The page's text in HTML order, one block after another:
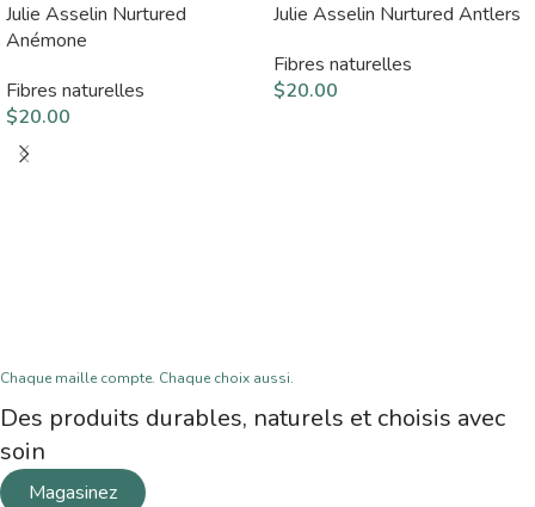
Julie Asselin Nurtured
Anémone
Fibres naturelles
$20.00
Julie Asselin Nurtured Antlers
Fibres naturelles
$20.00
Chaque maille compte. Chaque choix aussi.
Des produits durables, naturels et choisis avec
soin
Magasinez